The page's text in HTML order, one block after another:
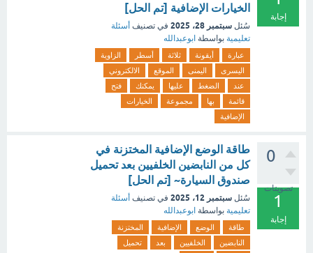
إجابة
الخيارات الإضافية [تم الحل]
سُئل سبتمبر 28، 2025 في تصنيف أسئلة
تعليمية بواسطة ابوعبدالله
عبارة أيقونة ثلاثة أسطر
الزاوية
اليسرى
اليمنى الموقع
الالكتروني
عند
الضغط عليها يمكنك
فتح
قائمة
بها مجموعة
الخيارات
الإضافية
0
تصويتات
1
إجابة
طاقة الوضع الإضافية المختزنة في
كل من النابضين الخلفيين بعد تحميل
صندوق السيارة~ [تم الحل]
سُئل سبتمبر 12، 2025 في تصنيف أسئلة
تعليمية بواسطة ابوعبدالله
طاقة الوضع الإضافية
المختزنة
النابضين
الخلفيين بعد تحميل